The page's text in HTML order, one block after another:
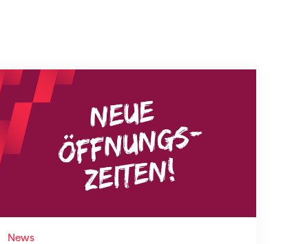
News
Neue Empfangszeiten ab 1. August 2026